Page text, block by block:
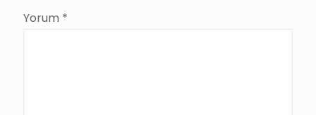
Yorum *